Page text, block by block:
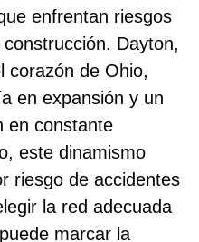
enfrentan riesgos
Dayton,
corazón de Ohio,
en expansión y un
en constante
este dinamismo
riesgo de accidentes
la red adecuada
marcar la